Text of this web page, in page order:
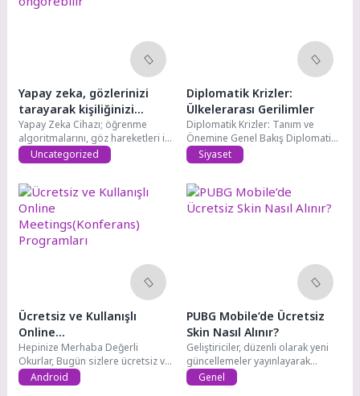
Yapay zeka, gözlerinizi
tarayarak kişiliğinizi
öngörebilir
Yapay Zeka Cihazı; öğrenme
algoritmalarını, göz hareketleri ile
beş kişilik...
Uncategorized
Diplomatik Krizler:
Ülkelerarası Gerilimler
Diplomatik Krizler: Tanım ve
Önemine Genel Bakış Diplomatik
krizler: ülkeler...
Siyaset
Ücretsiz ve Kullanışlı
Online
Meetings(Konferans)
Programları
Hepinize Merhaba Değerli
Okurlar, Bugün sizlere ücretsiz ve
kullanışlı Online...
Android
PUBG Mobile’de Ücretsiz
Skin Nasıl Alınır?
Geliştiriciler, düzenli olarak yeni
güncellemeler yayınlayarak
oyuncuları oyuna bağlamaya
çalışıyorlar...
Genel